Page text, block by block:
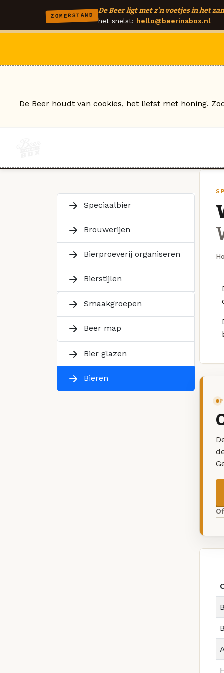
ZOMERSTAND
De Beer ligt met z'n voetjes in het
het snelst: hello@beerinabox.nl
Speciaalbier
Brouwerijen
Bierproeverij organiseren
Bierstijlen
Smaakgroepen
Beer map
Bier glazen
Bieren
De Beer houdt van cookies, het liefst met honing.